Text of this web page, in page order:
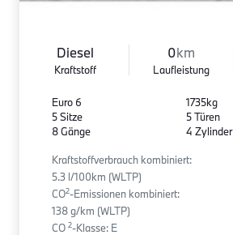
Diesel
Kraftstoff
0km
Laufleistung
Euro 6
5 Sitze
8 Gänge
1735kg
5 Türen
4 Zylinder
Kraftstoffverbrauch kombiniert:
5.3 l/100km (WLTP)
CO2-Emissionen kombiniert:
138 g/km (WLTP)
CO 2-Klasse: E